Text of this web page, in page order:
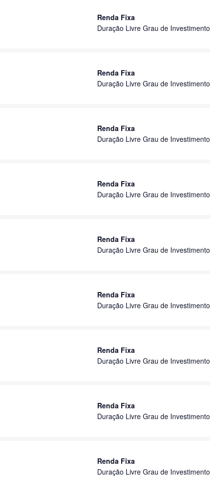
Renda Fixa
Duração Livre Grau de Investimento
Renda Fixa
Duração Livre Grau de Investimento
Renda Fixa
Duração Livre Grau de Investimento
Renda Fixa
Duração Livre Grau de Investimento
Renda Fixa
Duração Livre Grau de Investimento
Renda Fixa
Duração Livre Grau de Investimento
Renda Fixa
Duração Livre Grau de Investimento
Renda Fixa
Duração Livre Grau de Investimento
Renda Fixa
Duração Livre Grau de Investimento